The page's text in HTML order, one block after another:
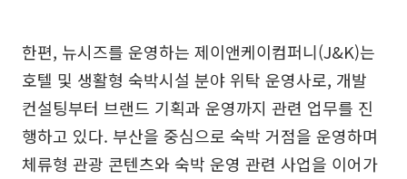
한편, 뉴시즈를 운영하는 제이앤케이컴퍼니(J&K)는
호텔 및 생활형 숙박시설 분야 위탁 운영사로, 개발
컨설팅부터 브랜드 기획과 운영까지 관련 업무를 진
행하고 있다. 부산을 중심으로 숙박 거점을 운영하며
체류형 관광 콘텐츠와 숙박 운영 관련 사업을 이어가